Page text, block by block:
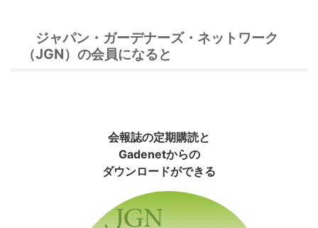
ジャパン・ガーデナーズ・ネットワーク
（JGN）の会員になると
会報誌の定期購読と
Gadenetからの
ダウンロードができる